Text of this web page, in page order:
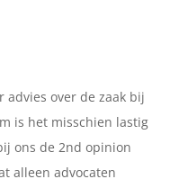
over de zaak bij
is het misschien lastig
ons de 2nd opinion
alleen advocaten